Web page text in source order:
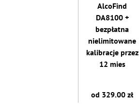
AlcoFind
DA8100 +
bezpłatna
nielimitowane
kalibracje przez
12 mies
od 329.00 zł